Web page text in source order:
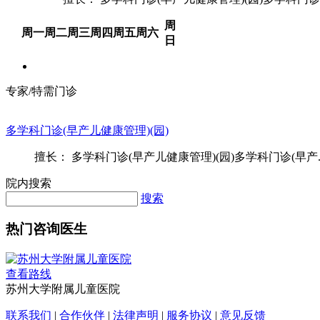
周一周二周三周四 周五周六
周
日
专家/特需门诊
多学科门诊(早产儿健康管理)(园)
擅长： 多学科门诊(早产儿健康管理)(园)多学科门诊(早产
院内搜索
搜索
热门咨询医生
查看路线
苏州大学附属儿童医院
联系我们 | 合作伙伴 | 法律声明 | 服务协议 | 意见反馈